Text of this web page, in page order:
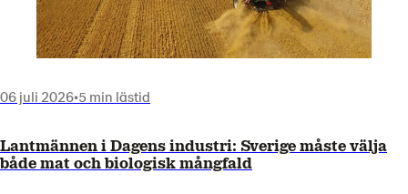
06 juli 2026•5 min lästid
Lantmännen i Dagens industri: Sverige måste välja
både mat och biologisk mångfald